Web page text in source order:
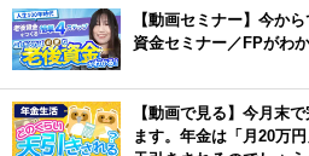
【動画セミナー】今か
資金セミナー／FPがわ
【動画で見る】今月末
ます。年金は「月20万